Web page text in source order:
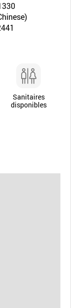
Sanitaires
disponibles